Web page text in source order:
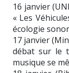
16 janvier
« Les
écologie
17 janvier
débat sur le
musique se